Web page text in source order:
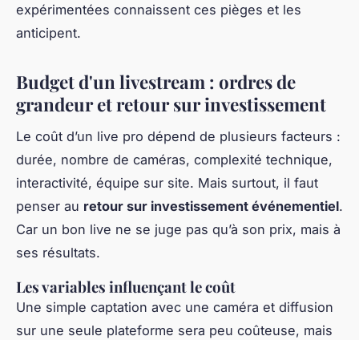
expérimentées connaissent ces pièges et les
anticipent.
Budget d'un livestream : ordres de
grandeur et retour sur investissement
Le coût d’un live pro dépend de plusieurs facteurs :
durée, nombre de caméras, complexité technique,
interactivité, équipe sur site. Mais surtout, il faut
penser au retour sur investissement événementiel.
Car un bon live ne se juge pas qu’à son prix, mais à
ses résultats.
Les variables influençant le coût
Une simple captation avec une caméra et diffusion
sur une seule plateforme sera peu coûteuse, mais